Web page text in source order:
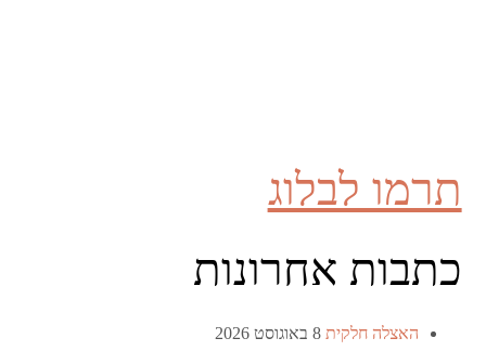
תרמו לבלוג
כתבות אחרונות
האצלה חלקית 8 באוגוסט 2026